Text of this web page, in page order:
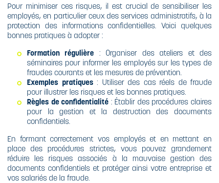
Pour minimiser ces risques, il est crucial de sensibiliser les
employés, en particulier ceux des services administratifs, à la
protection des informations confidentielles. Voici quelques
bonnes pratiques à adopter :
Formation régulière : Organiser des ateliers et des
séminaires pour informer les employés sur les types de
fraudes courants et les mesures de prévention.
Exemples pratiques: Utiliser des cas réels de fraude
pour illustrer les risques et les bonnes pratiques.
Règles de confidentialité : Établir des procédures claires
pour la gestion et la destruction des documents
confidentiels.
En formant correctement vos employés et en mettant en
place des procédures strictes, vous pouvez grandement
réduire les risques associés à la mauvaise gestion des
documents confidentiels et protéger ainsi votre entreprise et
vos salariés de la fraude.